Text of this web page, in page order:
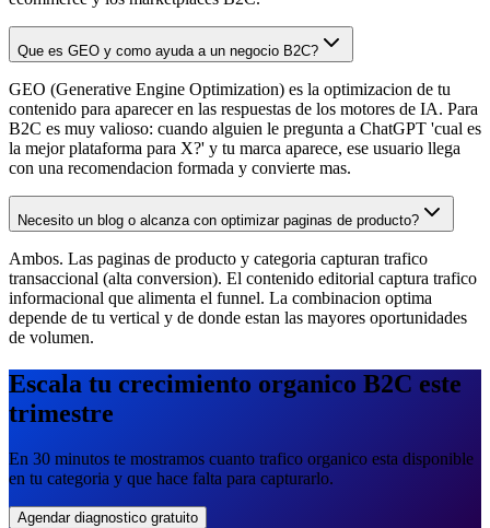
Que es GEO y como ayuda a un negocio B2C?
GEO (Generative Engine Optimization) es la optimizacion de tu
contenido para aparecer en las respuestas de los motores de IA. Para
B2C es muy valioso: cuando alguien le pregunta a ChatGPT 'cual es
la mejor plataforma para X?' y tu marca aparece, ese usuario llega
con una recomendacion formada y convierte mas.
Necesito un blog o alcanza con optimizar paginas de producto?
Ambos. Las paginas de producto y categoria capturan trafico
transaccional (alta conversion). El contenido editorial captura trafico
informacional que alimenta el funnel. La combinacion optima
depende de tu vertical y de donde estan las mayores oportunidades
de volumen.
Escala tu crecimiento organico B2C este
trimestre
En 30 minutos te mostramos cuanto trafico organico esta disponible
en tu categoria y que hace falta para capturarlo.
Agendar diagnostico gratuito